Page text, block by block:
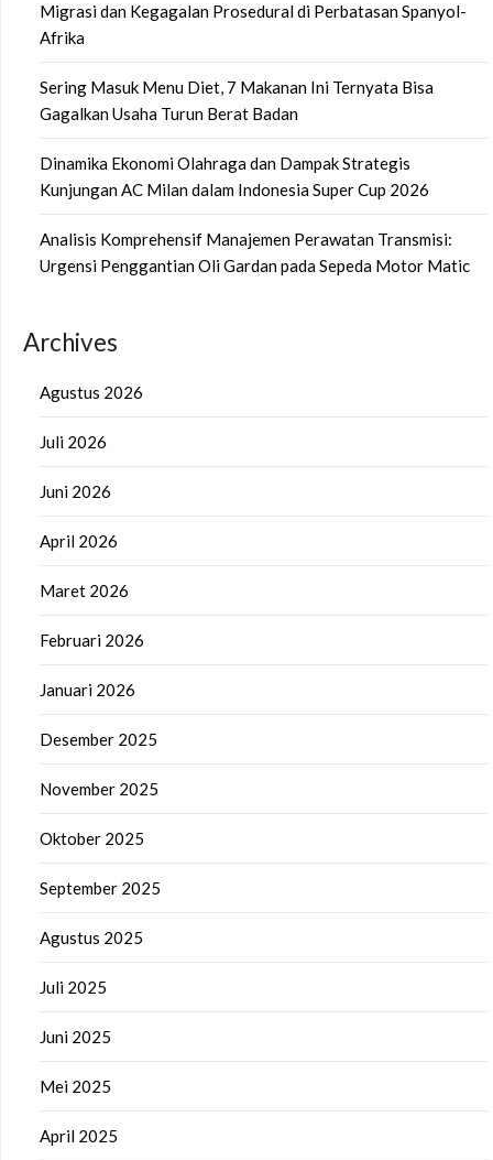
Migrasi dan Kegagalan Prosedural di Perbatasan Spanyol-
Afrika
Sering Masuk Menu Diet, 7 Makanan Ini Ternyata Bisa
Gagalkan Usaha Turun Berat Badan
Dinamika Ekonomi Olahraga dan Dampak Strategis
Kunjungan AC Milan dalam Indonesia Super Cup 2026
Analisis Komprehensif Manajemen Perawatan Transmisi:
Urgensi Penggantian Oli Gardan pada Sepeda Motor Matic
Archives
Agustus 2026
Juli 2026
Juni 2026
April 2026
Maret 2026
Februari 2026
Januari 2026
Desember 2025
November 2025
Oktober 2025
September 2025
Agustus 2025
Juli 2025
Juni 2025
Mei 2025
April 2025